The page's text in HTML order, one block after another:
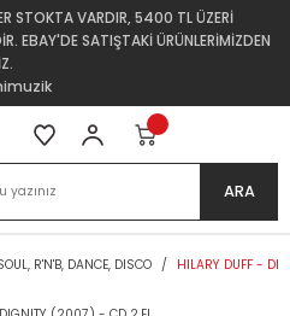
STOKTA VARDIR, 5400 TL ÜZERİ
EBAY'DE SATIŞTAKİ ÜRÜNLERİMİZDEN
ARA
R'N'B, DANCE, DISCO HILARY DUFF -